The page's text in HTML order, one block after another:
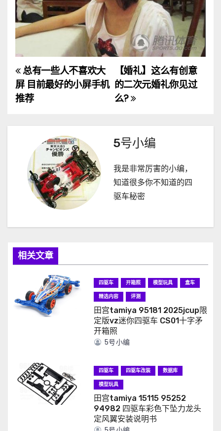
文
章
【婚礼】这么有创意
的二次元婚礼你见过
么?
总有一些人不喜欢大
屏 目前最好的小屏手机
推荐
5号小编
我是非常厉害的小编，
知道很多你不知道的四
驱车秘密
相关文章
四驱车 开箱照 模型玩具
盒车
精选内容
评测
田宫tamiya 95181 2025jcup限
定版vz迷你四驱车 CS01十字矛
开箱照
5号小编
四驱车 四驱车改装
数据库
模型玩具
田宫tamiya 15115 95252
94982 四驱车彩色下坠力龙头
定风翼安装说明书